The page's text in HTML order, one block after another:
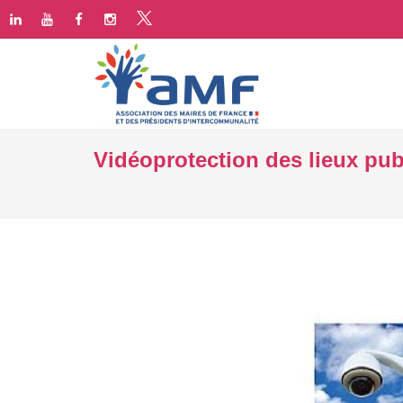
Vidéoprotection des lieux